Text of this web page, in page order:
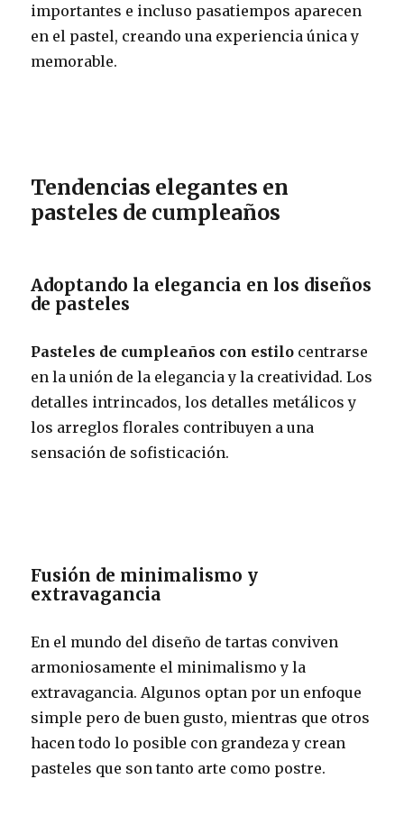
importantes e incluso pasatiempos aparecen
en el pastel, creando una experiencia única y
memorable.
Tendencias elegantes en
pasteles de cumpleaños
Adoptando la elegancia en los diseños
de pasteles
Pasteles de cumpleaños con estilo centrarse
en la unión de la elegancia y la creatividad. Los
detalles intrincados, los detalles metálicos y
los arreglos florales contribuyen a una
sensación de sofisticación.
Fusión de minimalismo y
extravagancia
En el mundo del diseño de tartas conviven
armoniosamente el minimalismo y la
extravagancia. Algunos optan por un enfoque
simple pero de buen gusto, mientras que otros
hacen todo lo posible con grandeza y crean
pasteles que son tanto arte como postre.